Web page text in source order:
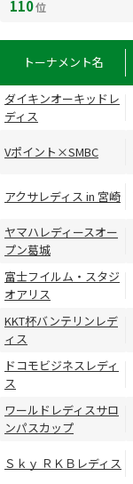
110位
トーナメント名
ダイキンオーキッドレ
ディス
Vポイント×SMBC
アクサレディス in 宮崎
ヤマハレディースオー
プン葛城
富士フイルム・スタジ
オアリス
KKT杯バンテリンレデ
ィス
ドコモビジネスレディ
ス
ワールドレディスサロ
ンパスカップ
Ｓｋｙ ＲＫＢレディス